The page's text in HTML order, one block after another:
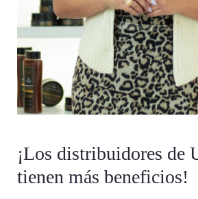
¡Los distribuidores de
tienen más beneficios!